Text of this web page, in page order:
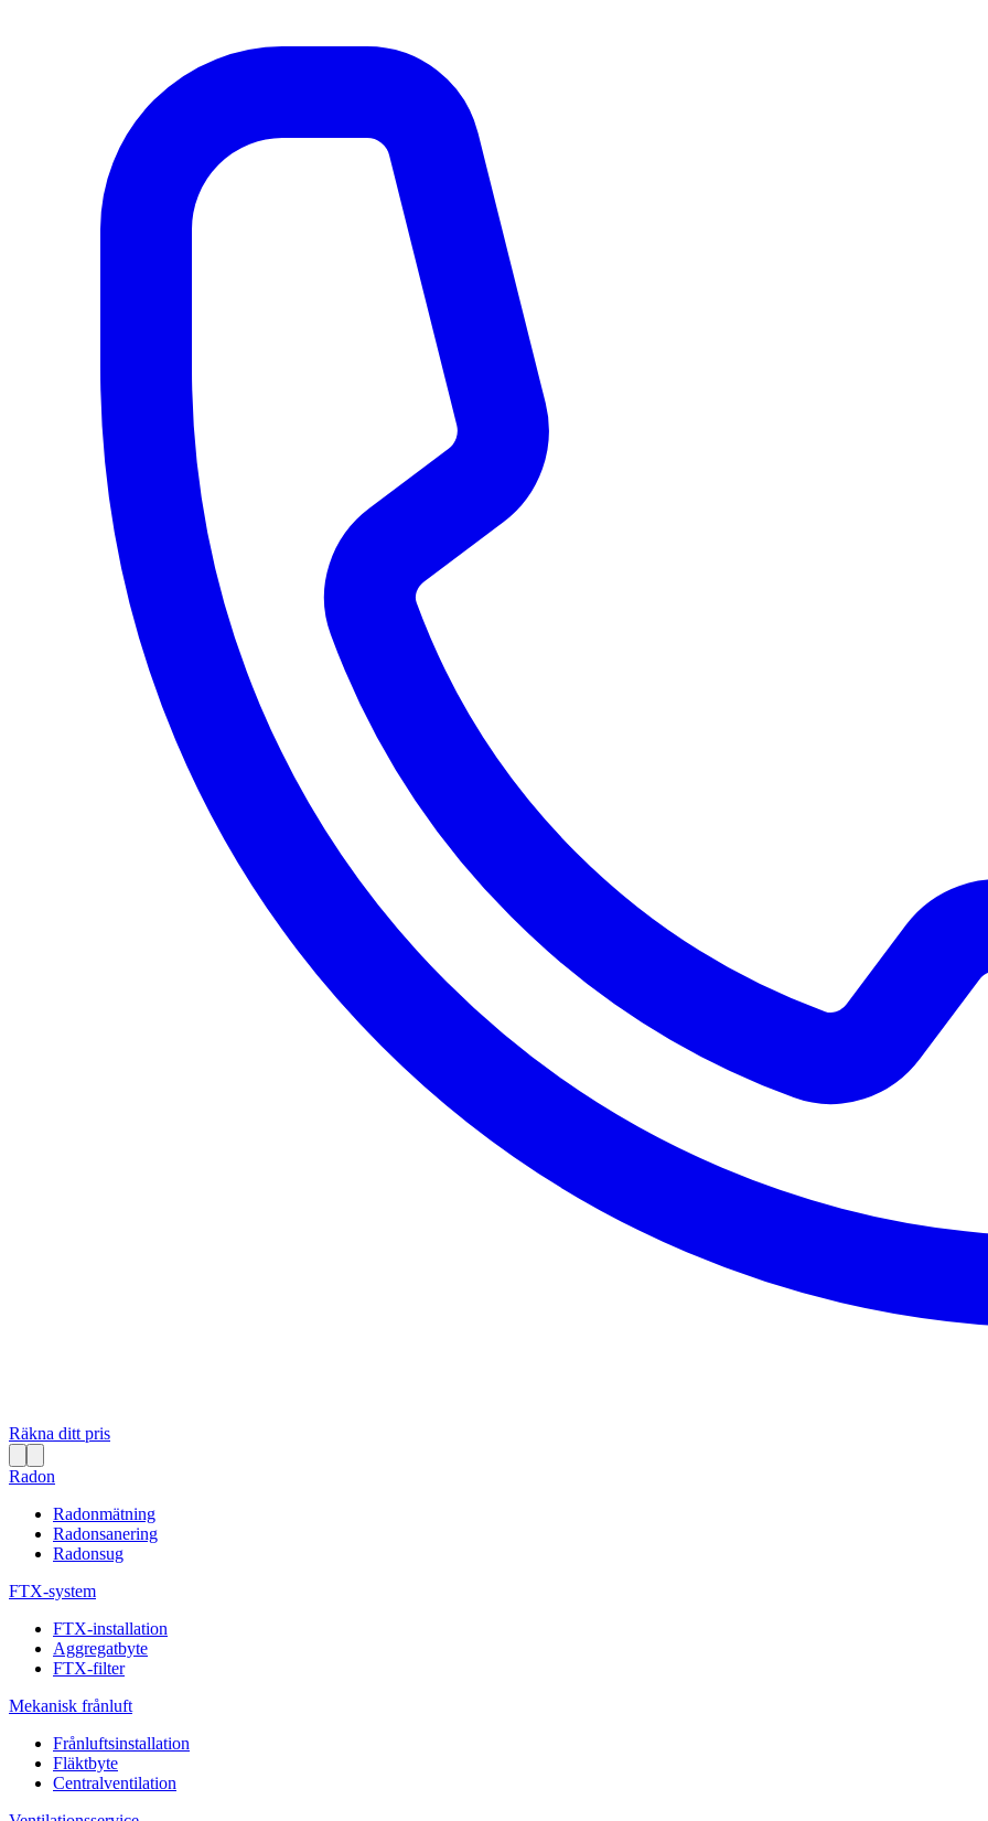
Räkna ditt pris
Radon
Radonmätning
Radonsanering
Radonsug
FTX-system
FTX-installation
Aggregatbyte
FTX-filter
Mekanisk frånluft
Frånluftsinstallation
Fläktbyte
Centralventilation